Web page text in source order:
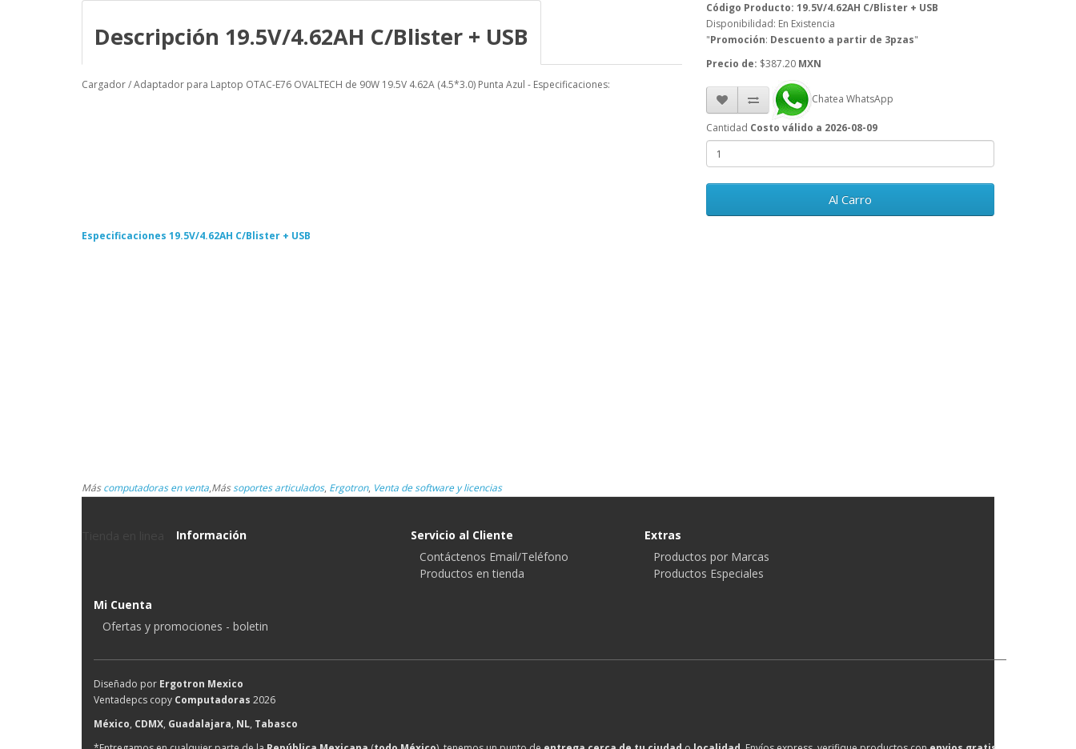
Descripción 19.5V/4.62AH C/Blister + USB
Cargador / Adaptador para Laptop OTAC-E76 OVALTECH de 90W 19.5V 4.62A (4.5*3.0) Punta Azul - Especificaciones:
Código Producto: 19.5V/4.62AH C/Blister + USB
Disponibilidad: En Existencia
"Promoción: Descuento a partir de 3pzas"
Precio de: $387.20 MXN
Chatea WhatsApp
Cantidad Costo válido a 2026-08-09
Al Carro
Especificaciones 19.5V/4.62AH C/Blister + USB
Máscomputadoras en venta,Mássoportes articulados, Ergotron, Venta de software y licencias
Información
Servicio al Cliente
Contáctenos Email/Teléfono
Productos en tienda
Extras
Productos por Marcas
Productos Especiales
Mi Cuenta
Ofertas y promociones - boletin
Diseñado por Ergotron Mexico
Ventadepcs copy Computadoras 2026
México, CDMX, Guadalajara, NL, Tabasco